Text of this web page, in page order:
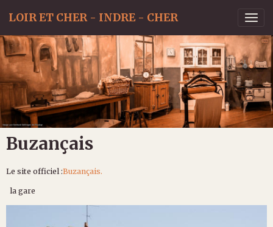
LOIR ET CHER - INDRE - CHER
Buzançais
Le site officiel :Buzançais.
la gare